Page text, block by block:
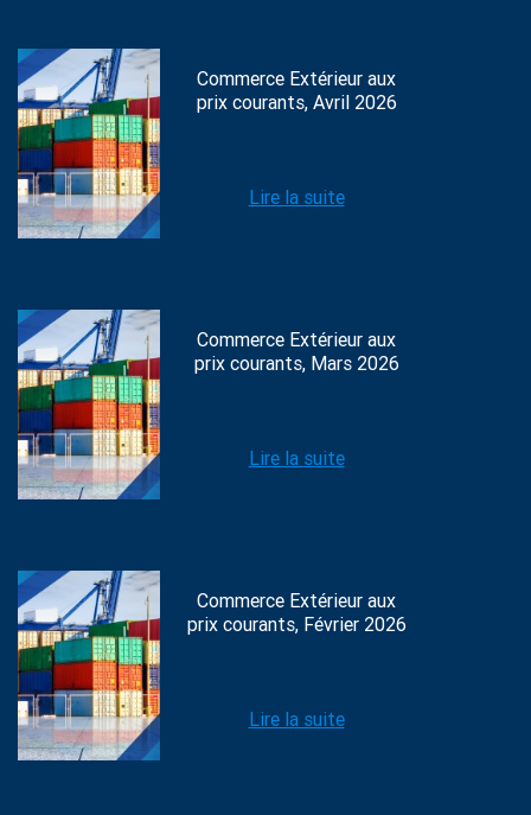
Commerce Extérieur aux
prix courants, Avril 2026
Lire la suite
Commerce Extérieur aux
prix courants, Mars 2026
Lire la suite
Commerce Extérieur aux
prix courants, Février 2026
Lire la suite